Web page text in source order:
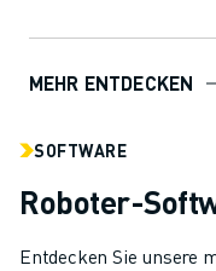
MEHR ENTDECKEN
SOFTWARE
Roboter-
Entdecken Sie unsere